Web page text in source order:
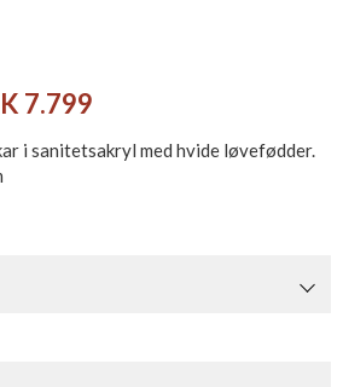
7.799
i sanitetsakryl med hvide løvefødder.